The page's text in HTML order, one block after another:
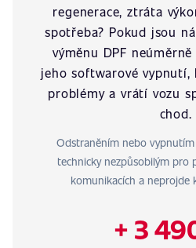
regenerace, ztráta
spotřeba? Pokud jsou
výměnu DPF
jeho softwarové
problémy a vrátí vozu
chod.
Odstraněním nebo vypnutím
technicky nezpůsobilým pro
komunikacích a neprojde
+ 3